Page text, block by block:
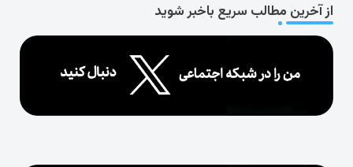
از آخرین مطالب سریع باخبر شوید